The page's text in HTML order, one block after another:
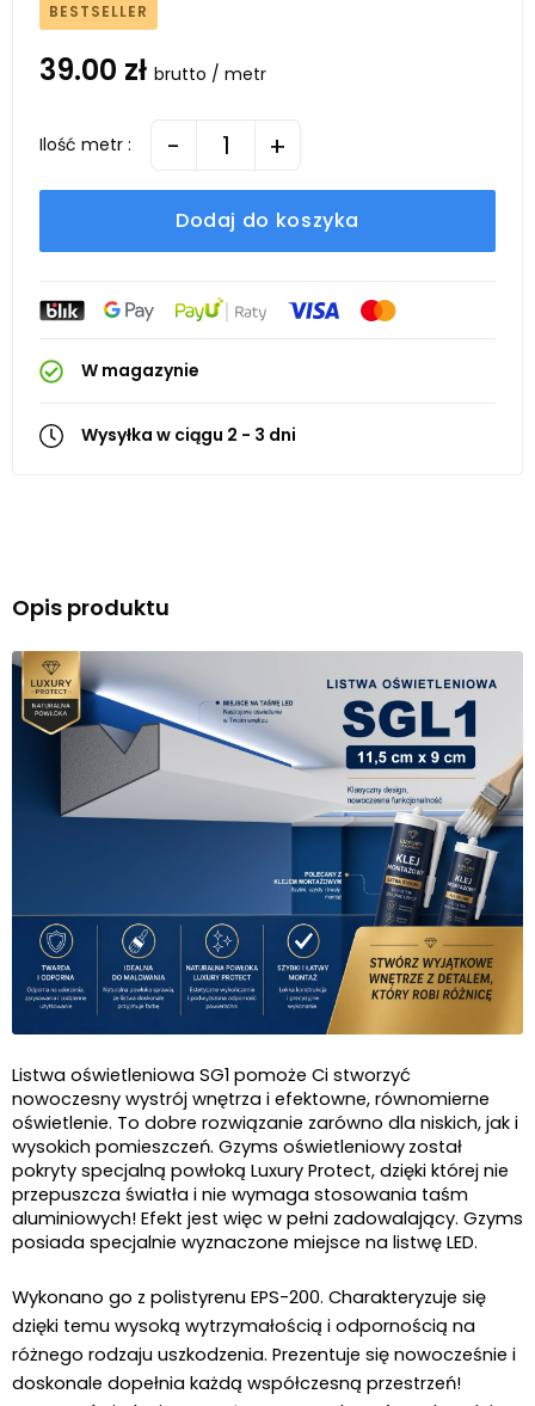
BESTSELLER
39.00 zł brutto / metr
Ilość metr : - +
Dodaj do koszyka
W magazynie
Wysyłka w ciągu 2 - 3 dni
Opis produktu
Listwa oświetleniowa SG1 pomoże Ci stworzyć
nowoczesny wystrój wnętrza i efektowne, równomierne
oświetlenie. To dobre rozwiązanie zarówno dla niskich, jak i
wysokich pomieszczeń. Gzyms oświetleniowy został
pokryty specjalną powłoką Luxury Protect, dzięki której nie
przepuszcza światła i nie wymaga stosowania taśm
aluminiowych! Efekt jest więc w pełni zadowalający. Gzyms
posiada specjalnie wyznaczone miejsce na listwę LED.
Wykonano go z polistyrenu EPS-200. Charakteryzuje się
dzięki temu wysoką wytrzymałością i odpornością na
różnego rodzaju uszkodzenia. Prezentuje się nowocześnie i
doskonale dopełnia każdą współczesną przestrzeń!